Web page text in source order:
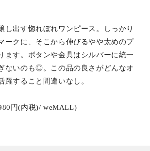
し出す惚れぼれワンピース。しっかり
ークに、そこから伸びるやや太めのプ
ます。ボタンや金具はシルバーに統一
ないのも◎。この品の良さがどんなオ
躍すること間違いなし。
円(内税)/ weMALL)